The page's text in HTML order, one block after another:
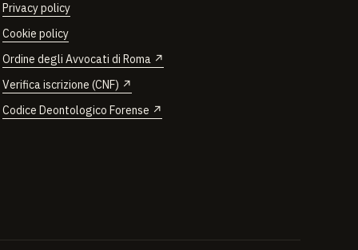
Privacy policy
Cookie policy
Ordine degli Avvocati di Roma ↗
Verifica iscrizione (CNF) ↗
Codice Deontologico Forense ↗